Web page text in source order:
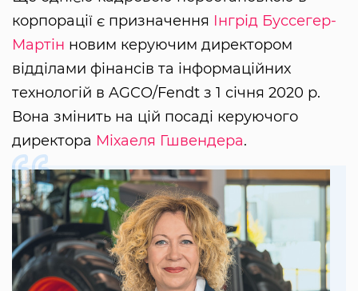
корпорації є призначення Інгрід Буссегер-
Мартін новим керуючим директором
відділами фінансів та інформаційних
технологій в AGCO/Fendt з 1 січня 2020 р.
Вона змінить на цій посаді керуючого
директора Міхаеля Гшвендера.